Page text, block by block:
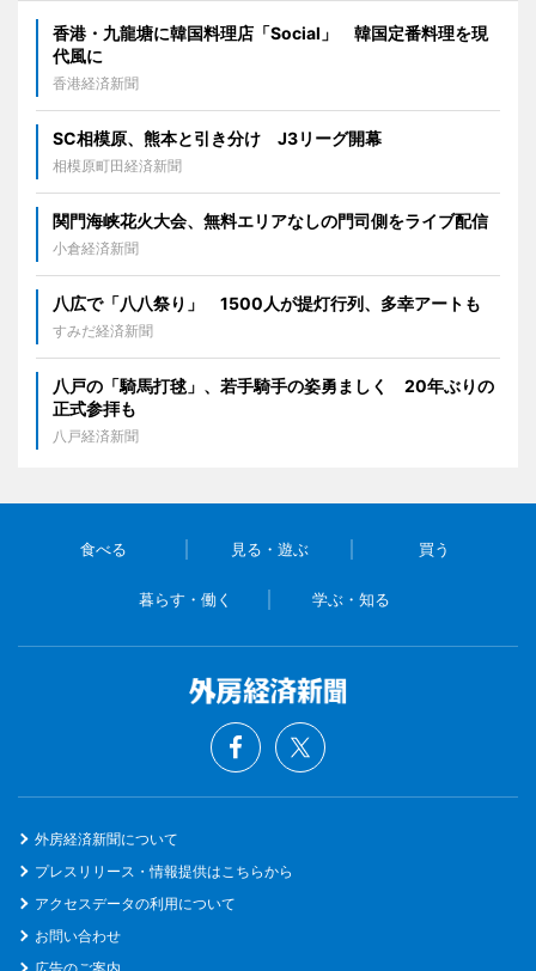
香港・九龍塘に韓国料理店「Social」 韓国定番料理を現
代風に
香港経済新聞
SC相模原、熊本と引き分け J3リーグ開幕
相模原町田経済新聞
関門海峡花火大会、無料エリアなしの門司側をライブ配信
小倉経済新聞
八広で「八八祭り」 1500人が提灯行列、多幸アートも
すみだ経済新聞
八戸の「騎馬打毬」、若手騎手の姿勇ましく 20年ぶりの
正式参拝も
八戸経済新聞
食べる 見る・遊ぶ 買う
暮らす・働く 学ぶ・知る
外房経済新聞について
プレスリリース・情報提供はこちらから
アクセスデータの利用について
お問い合わせ
広告のご案内